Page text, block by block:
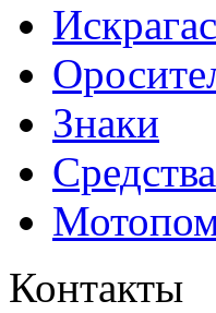
Знаки
Контакты